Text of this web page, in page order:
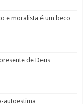
e moralista é um beco
de Deus
autoestima